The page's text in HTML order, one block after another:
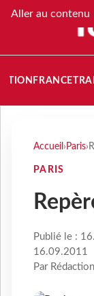
Aller au contenu
FRANCE
Accueil › Paris›
PARIS
Publié le :
16.09.2011
Par Rédaction